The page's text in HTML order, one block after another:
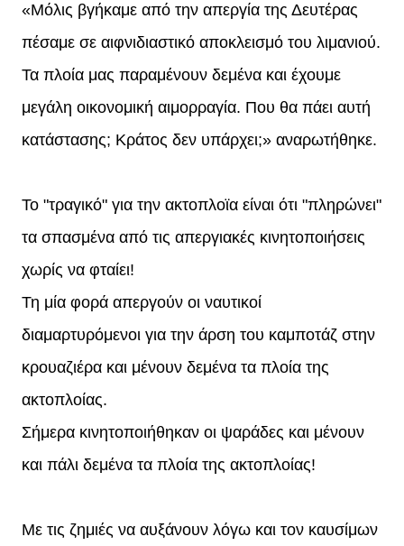
«Μόλις βγήκαμε από την απεργία της Δευτέρας
πέσαμε σε αιφνιδιαστικό αποκλεισμό του λιμανιού.
Τα πλοία μας παραμένουν δεμένα και έχουμε
μεγάλη οικονομική αιμορραγία. Που θα πάει αυτή
κατάστασης; Κράτος δεν υπάρχει;» αναρωτήθηκε.
Το "τραγικό" για την ακτοπλοϊα είναι ότι "πληρώνει"
τα σπασμένα από τις απεργιακές κινητοποιήσεις
χωρίς να φταίει!
Τη μία φορά απεργούν οι ναυτικοί
διαμαρτυρόμενοι για την άρση του καμποτάζ στην
κρουαζιέρα και μένουν δεμένα τα πλοία της
ακτοπλοίας.
Σήμερα κινητοποιήθηκαν οι ψαράδες και μένουν
και πάλι δεμένα τα πλοία της ακτοπλοίας!
Με τις ζημιές να αυξάνουν λόγω και τον καυσίμων